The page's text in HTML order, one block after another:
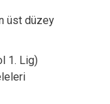
üst düzey
1. Lig)